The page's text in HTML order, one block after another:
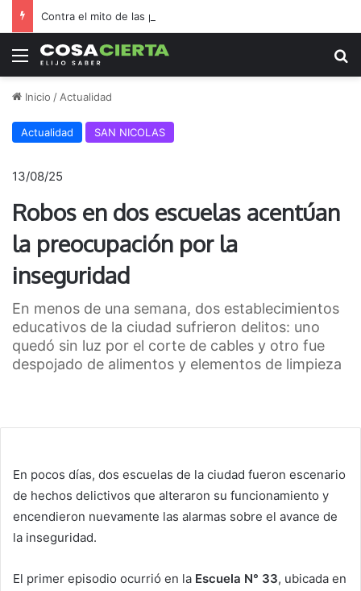
Menú
Inicio / Actualidad
Actualidad SAN NICOLAS
13/08/25
Robos en dos escuelas acentúan
la preocupación por la
inseguridad
En menos de una semana, dos establecimientos
educativos de la ciudad sufrieron delitos: uno
quedó sin luz por el corte de cables y otro fue
despojado de alimentos y elementos de limpieza
En pocos días, dos escuelas de la ciudad fueron escenario
de hechos delictivos que alteraron su funcionamiento y
encendieron nuevamente las alarmas sobre el avance de
la inseguridad.
El primer episodio ocurrió en la Escuela N° 33, ubicada en